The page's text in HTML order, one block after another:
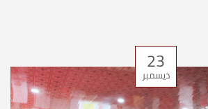
23
ديسمبر